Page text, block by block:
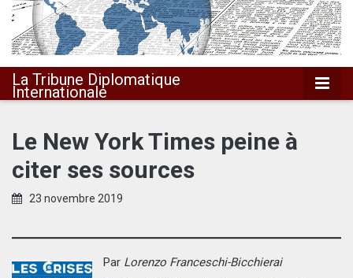
Diplomatique
Internationale
La Tribune Diplomatique
Internationale
Le New York Times peine à
citer ses sources
23 novembre 2019
Par Lorenzo Franceschi-Bicchierai